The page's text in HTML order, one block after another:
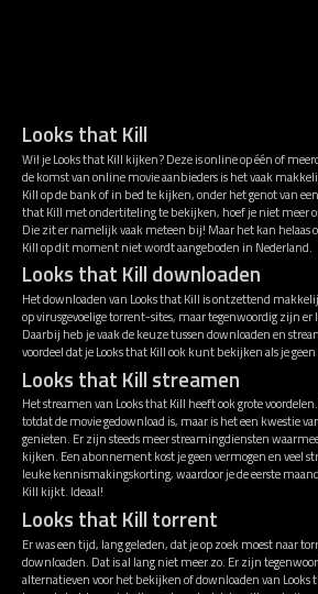
Looks that Kill
Wil je Looks that Kill kijken? Deze is online op één of
de komst van online movie aanbieders is het vaak
Kill op de bank of in bed te kijken, onder het genot van
that Kill met ondertiteling te bekijken, hoef je niet meer
Die zit er namelijk vaak meteen bij! Maar het kan helaas
Kill op dit moment niet wordt aangeboden in Nederland.
Looks that Kill downloaden
Het downloaden van Looks that Kill is ontzettend
op virusgevoelige torrent-sites, maar tegenwoordig zijn er
Daarbij heb je vaak de keuze tussen downloaden en
voordeel dat je Looks that Kill ook kunt bekijken als je
Looks that Kill streamen
Het streamen van Looks that Kill heeft ook grote
totdat de movie gedownload is, maar is het een kwestie
genieten. Er zijn steeds meer streamingdiensten
kijken. Een abonnement kost je geen vermogen en veel
leuke kennismakingskorting, waardoor je de eerste
Kill kijkt. Ideaal!
Looks that Kill torrent
Er was een tijd, lang geleden, dat je op zoek moest naar
downloaden. Dat is al lang niet meer zo. Er zijn
alternatieven voor het bekijken of downloaden van